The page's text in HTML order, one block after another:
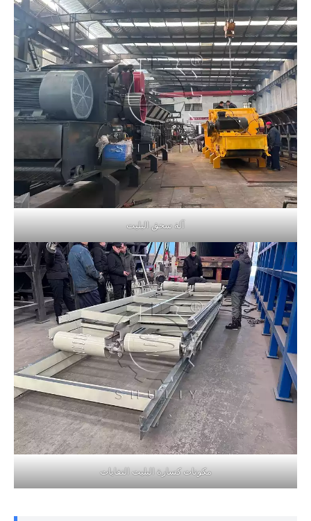
آلة سحق البليت
مكونات كسارة البليت النفايات